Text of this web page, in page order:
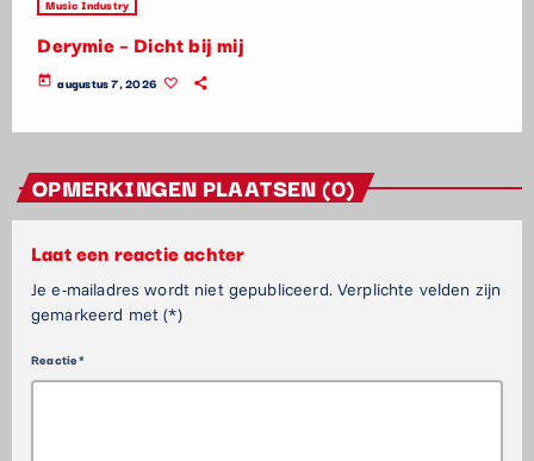
Music Industry
Derymie – Dicht bij mij
today augustus 7, 2026
OPMERKINGEN PLAATSEN (0)
Laat een reactie achter
Je e-mailadres wordt niet gepubliceerd. Verplichte velden zijn
gemarkeerd met (*)
Reactie*